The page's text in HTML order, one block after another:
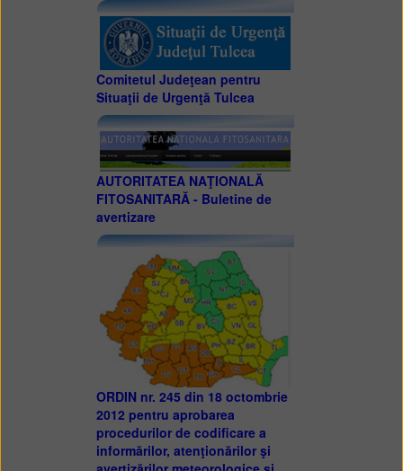
Comitetul Judeţean pentru
Situaţii de Urgenţă Tulcea
AUTORITATEA NAŢIONALĂ
FITOSANITARĂ - Buletine de
avertizare
ORDIN nr. 245 din 18 octombrie
2012 pentru aprobarea
procedurilor de codificare a
informărilor, atenţionărilor şi